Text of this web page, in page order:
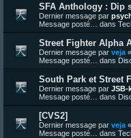
SFA Anthology : Dip
Dernier message par
Message posté… dans
Street Fighter Alpha
Dernier message par veja «
Message posté… dans
South Park et Street
Dernier message par JSB-
Message posté… dans
[CVS2]
Dernier message par veja «
Message posté… dans